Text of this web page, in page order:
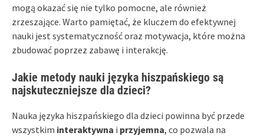
mogą okazać się nie tylko pomocne, ale również
zrzeszające. Warto pamiętać, że kluczem do efektywnej
nauki jest systematyczność oraz motywacja, które można
zbudować poprzez zabawę i interakcję.
Jakie metody nauki języka hiszpańskiego są
najskuteczniejsze dla dzieci?
Nauka języka hiszpańskiego dla dzieci powinna być przede
wszystkim interaktywna i przyjemna, co pozwala na